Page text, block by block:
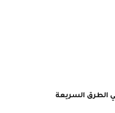
الطرق السريعة